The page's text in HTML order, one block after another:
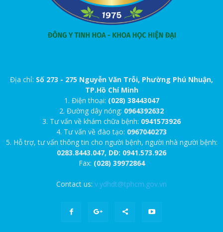
Địa chỉ: Số 273 - 275 Nguyễn Văn Trỗi, Phường Phú Nhuận,
TP.Hồ Chí Minh
1. Điện thoại: (028) 38443047
2. Đường dây nóng: 0964392632
3. Tư vấn về khám chữa bệnh: 0941573926
4. Tư vấn về đào tạo: 0967040273
5. Hỗ trợ, tư vấn thông tin cho người bệnh, người nhà người bệnh:
0283.8443.047, DĐ: 0941.573.926
Fax: (028) 39972864
Contact us: v.ydhdt@tphcm.gov.vn